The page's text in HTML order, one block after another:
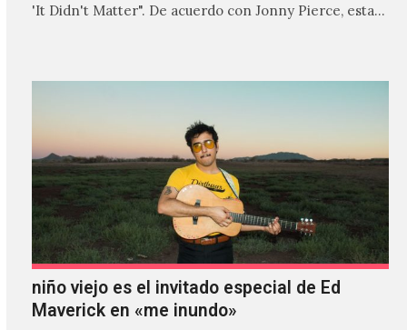
'It Didn't Matter". De acuerdo con Jonny Pierce, esta
niño viejo es el invitado especial de Ed
Maverick en «me inundo»